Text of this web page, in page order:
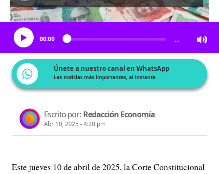
Escucha el artículo
00:00 …
Únete a nuestro canal en WhatsApp
Las noticias más importantes, al instante
Escrito por: Redacción Economía
Abr 10, 2025 - 4:20 pm
Este jueves 10 de abril de 2025, la Corte Constitucional